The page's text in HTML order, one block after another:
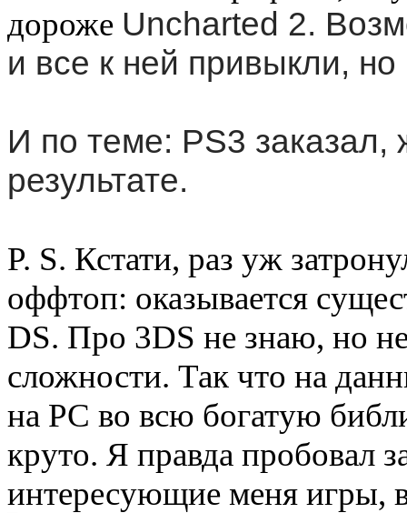
дороже Uncharted 2.
и все к ней привыкли,
И по теме: PS3
результате.
P. S. Кстати, раз уж
оффтоп: оказывается
DS. Про 3DS не знаю, но
сложности. Так что на
на PC во всю богатую
круто. Я правда пробовал
интересующие меня игры,